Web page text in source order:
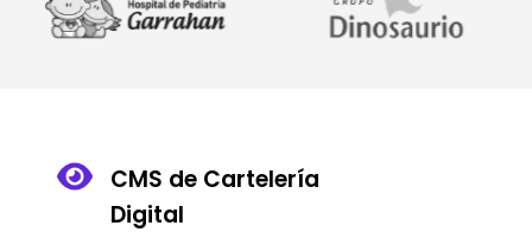
CMS de Cartelería
Digital